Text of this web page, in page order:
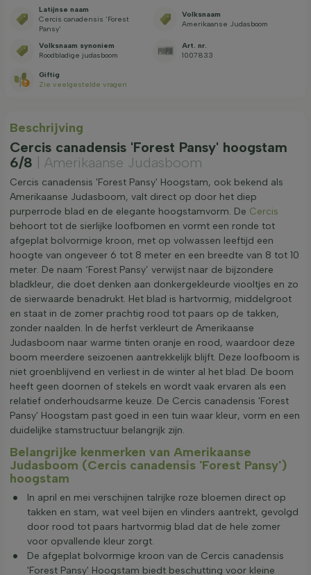
Latijnse naam
Cercis canadensis 'Forest
Pansy'
Volksnaam
Amerikaanse Judasboom
Volksnaam synoniem
Roodbladige judasboom
Art. nr.
1007833
Giftig
Zie veelgestelde vragen
Beschrijving
Cercis canadensis 'Forest Pansy' hoogstam
6/8
| Amerikaanse Judasboom
Cercis canadensis 'Forest Pansy' Hoogstam, ook bekend als
Amerikaanse Judasboom, valt direct op door het diep
purperrode blad en de elegante hoogstamvorm. De Cercis
behoort tot de sierlijke loofbomen en vormt een ronde tot
afgeplat bolvormige kroon, met op volwassen leeftijd een
hoogte van ongeveer 6 tot 8 meter en een breedte van 8 tot 10
meter. De naam ‘Forest Pansy’ verwijst naar de bijzondere
bladkleur, die doet denken aan donkergekleurde viooltjes en zo
de sierwaarde benadrukt. Het blad is hartvormig, middelgroot
en staat in de zomer prachtig rood tot paars op de takken,
zonder naalden. In de herfst verkleurt de Amerikaanse
Judasboom naar warme tinten oranje en rood, waardoor deze
boom meerdere seizoenen aantrekkelijk blijft. Deze loofboom is
niet groenblijvend en verliest in de winter al het blad. De boom
heeft geen doornen of stekels en wordt vaak ervaren als een
relatief onderhoudsarme keuze. De Cercis canadensis 'Forest
Pansy' Hoogstam past goed in een tuin waar kleur, vorm en een
duidelijke stamstructuur belangrijk zijn.
Belangrijke kenmerken van Amerikaanse
Judasboom (Cercis canadensis 'Forest Pansy')
hoogstam
In april en mei verschijnen talrijke roze bloemen direct op
takken en stam, wat veel bijen en vlinders aantrekt, gevolgd
door rood tot paars hartvormig blad dat de hele zomer
voor opvallende kleur zorgt.
De afgeplat bolvormige kroon van de Cercis canadensis
'Forest Pansy' Hoogstam biedt beschutting voor kleine